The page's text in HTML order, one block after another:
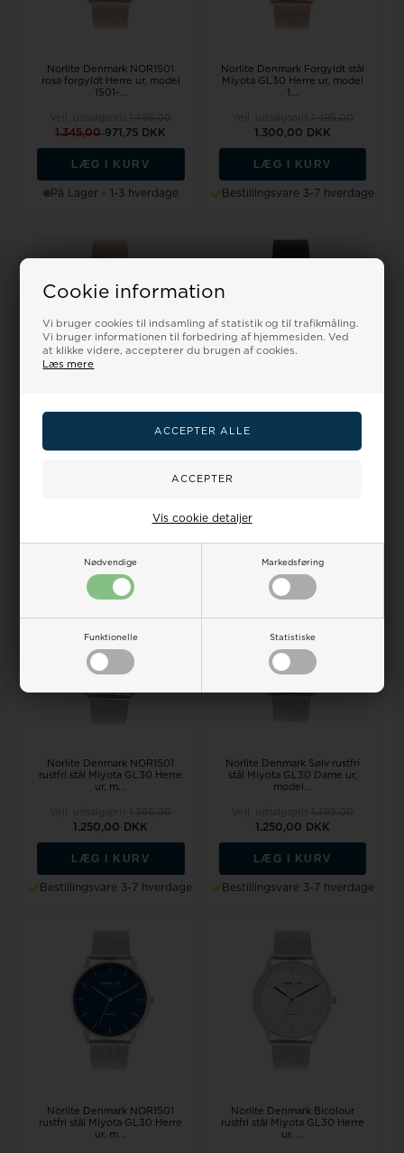
Cookie information
Vi bruger cookies til indsamling af statistik og til trafikmåling.
Vi bruger informationen til forbedring af hjemmesiden. Ved
at klikke videre, accepterer du brugen af cookies.
Læs mere
Nødvendige Markedsføring
Funktionelle Statistiske
Vis cookie detaljer
Norlite Denmark NOR1501
rosa forgyldt Herre ur, model
1501-...
1.345,00971,75 DKK
LÆG I KURV
På Lager - 1-3 hverdage
Norlite Denmark Forgyldt stål
Miyota GL30 Herre ur, model
1...
1.300,00 DKK
LÆG I KURV
Bestillingsvare 3-7 hverdage
Norlite Denmark Forgyldt stål
Miyota GL30 Herre ur, model
Bestillingsvare 3-7 hverdage
Norlite Denmark Forgyldt stål
Miyota GL30 Herre ur, model
Bestillingsvare 3-7 hverdage
Norlite Denmark NOR1501
rustfri stål Miyota GL30 Herre
ur, m...
1.250,00 DKK
LÆG I KURV
Bestillingsvare 3-7 hverdage
Norlite Denmark Sølv rustfri
stål Miyota GL30 Dame ur,
model...
1.250,00 DKK
LÆG I KURV
Bestillingsvare 3-7 hverdage
Norlite Denmark NOR1501
rustfri stål Miyota GL30 Herre
ur, m...
Norlite Denmark Bicolour
rustfri stål Miyota GL30 Herre
ur, ...